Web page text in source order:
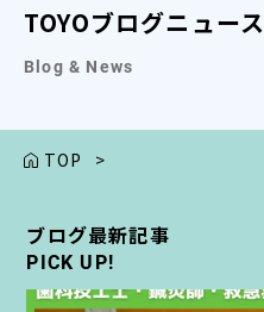
TOYOブログニュース
Blog & News
TOP >
ブログ最新記事
PICK UP!
ブログ最新記事
PICK UP!
ブログ最新記事
PICK UP!
ブログ最新記事
PICK UP!
ブログ最新記事
PICK UP!